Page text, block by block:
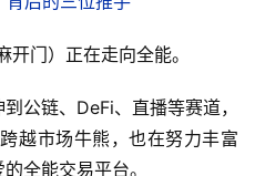
门）正在走向全能。
公链、DeFi、直播等赛道，
越市场牛熊，也在努力丰富
全能交易平台。